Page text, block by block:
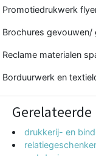
Promotiedrukwerk
Brochures
Reclame materialen
Borduurwerk en
drukkerij- en